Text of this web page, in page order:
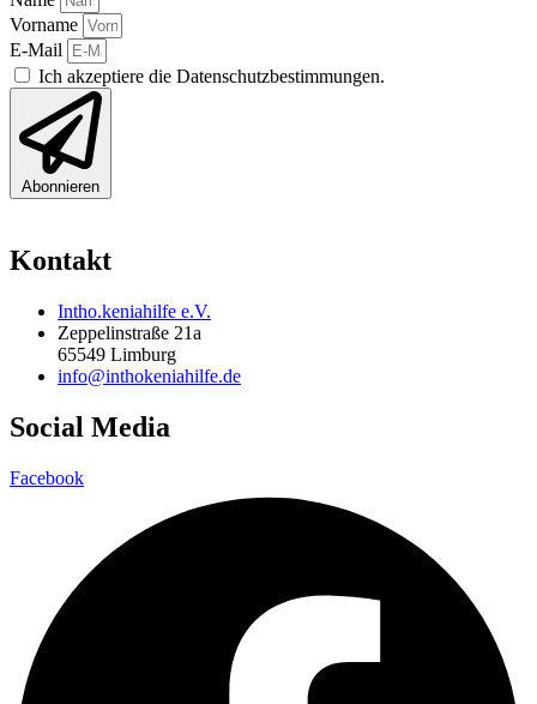
Vorname
E-Mail
Ich akzeptiere die Datenschutzbestimmungen.
Abonnieren
Kontakt
Intho.keniahilfe e.V.
Zeppelinstraße 21a
65549 Limburg
info@inthokeniahilfe.de
Social Media
Facebook